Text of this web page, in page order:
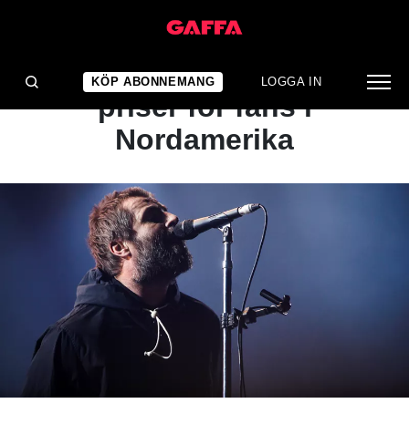
KÖP ABONNEMANG LOGGA IN
NYHET
Oasis slopar dynamiska
priser för fans i
Nordamerika